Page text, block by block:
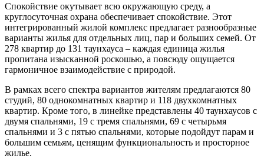
Спокойствие окутывает всю окружающую среду, а
круглосуточная охрана обеспечивает спокойствие. Этот
интегрированный жилой комплекс предлагает разнообразные
варианты жилья для отдельных лиц, пар и больших семей. От
278 квартир до 131 таунхауса – каждая единица жилья
пропитана изысканной роскошью, а повсюду ощущается
гармоничное взаимодействие с природой.
В рамках всего спектра вариантов жителям предлагаются 80
студий, 80 однокомнатных квартир и 118 двухкомнатных
квартир. Кроме того, в линейке представлены 40 таунхаусов с
двумя спальнями, 19 с тремя спальнями, 69 с четырьмя
спальнями и 3 с пятью спальнями, которые подойдут парам и
большим семьям, ценящим функциональность и просторное
жилье.